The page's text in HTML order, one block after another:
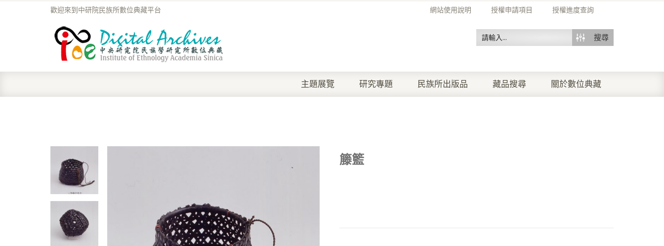
網站使用說明 授權申請項目 授權進度查詢
歡迎來到中研院民族所數位典藏平台
搜尋
主題展覽 研究專題 民族所出版品 藏品搜尋 關於數位典藏
籐籃